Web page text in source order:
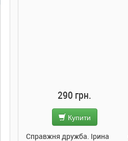
290 грн.
Купити
Справжня дружба. Ірина